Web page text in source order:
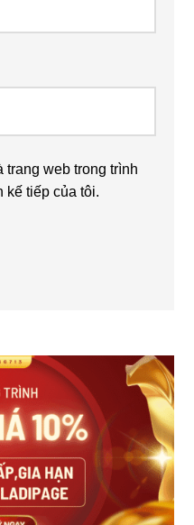
trang web trong trình
kế tiếp của tôi.